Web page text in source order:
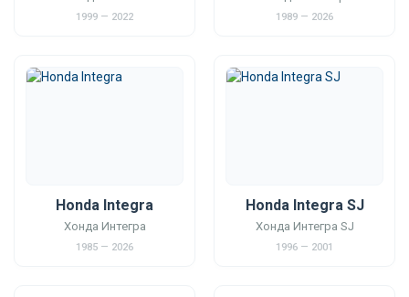
1999 — 2022 1989 — 2026
Honda Integra
Хонда Интегра
1985 — 2026
Honda Integra SJ
Хонда Интегра SJ
1996 — 2001